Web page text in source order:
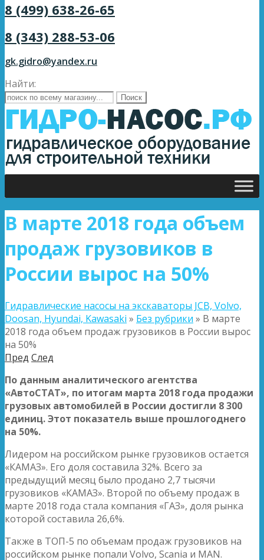
8 (499) 638-26-65
8 (343) 288-53-06
gk.gidro@yandex.ru
Найти:
В марте 2018 года объем
продаж грузовиков в
России вырос на 50%
Гидравлические насосы на экскаваторы JCB, Volvo,
Doosan, Hyundai, Kawasaki » Без рубрики » В марте
2018 года объем продаж грузовиков в России вырос
на 50%
Пред След
По данным аналитического агентства
«АвтоСТАТ», по итогам марта 2018 года продажи
грузовых автомобилей в России достигли 8 300
единиц. Этот показатель выше прошлогоднего
на 50%.
Лидером на российском рынке грузовиков остается
«КАМАЗ». Его доля составила 32%. Всего за
предыдущий месяц было продано 2,7 тысячи
грузовиков «КАМАЗ». Второй по объему продаж в
марте 2018 года стала компания «ГАЗ», доля рынка
которой составила 26,6%.
Также в ТОП-5 по объемам продаж грузовиков на
российском рынке попали Volvo, Scania и MAN.